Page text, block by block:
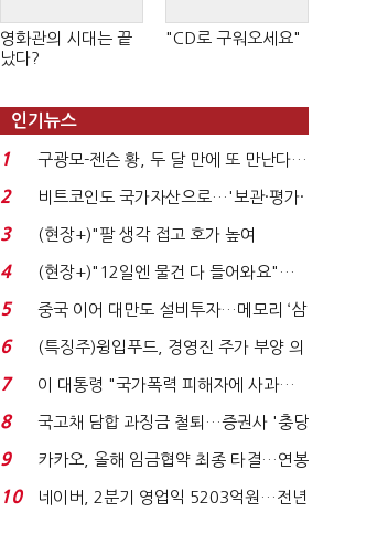
영화관의 시대는 끝
났다?
"CD로 구워오세요"
인기뉴스
1
구광모-젠슨 황, 두 달 만에 또 만난다…
로봇·AI 등 논...
2
비트코인도 국가자산으로…'보관·평가·
처분' 기준은 ...
3
(현장+)"팔 생각 접고 호가 높여
요"…'덜 똘똘한 한 채' 20...
4
(현장+)"12일엔 물건 다 들어와요"…
빈 매대 채우며 문 연 ...
5
중국 이어 대만도 설비투자…메모리 ‘삼
국전쟁’
6
(특징주)윙입푸드, 경영진 주가 부양 의
지에 상한가...
7
이 대통령 "국가폭력 피해자에 사과…
적극적 조사로 진...
8
국고채 담합 과징금 철퇴…증권사 '충당
금 폭탄' 우려...
9
카카오, 올해 임금협약 최종 타결…연봉
6.3% 인상·격려...
10
네이버, 2분기 영업익 5203억원…전년